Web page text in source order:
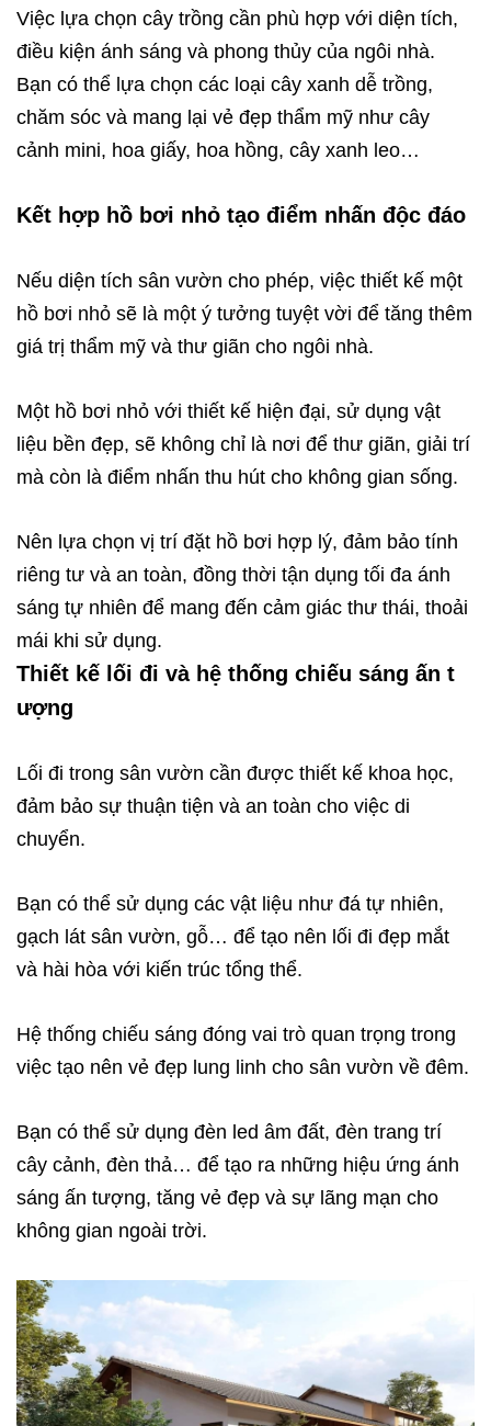
Việc lựa chọn cây trồng cần phù hợp với diện tích,
điều kiện ánh sáng và phong thủy của ngôi nhà.
Bạn có thể lựa chọn các loại cây xanh dễ trồng,
chăm sóc và mang lại vẻ đẹp thẩm mỹ như cây
cảnh mini, hoa giấy, hoa hồng, cây xanh leo…
Kết hợp hồ bơi nhỏ tạo điểm nhấn độc đáo
Nếu diện tích sân vườn cho phép, việc thiết kế một
hồ bơi nhỏ sẽ là một ý tưởng tuyệt vời để tăng thêm
giá trị thẩm mỹ và thư giãn cho ngôi nhà.
Một hồ bơi nhỏ với thiết kế hiện đại, sử dụng vật
liệu bền đẹp, sẽ không chỉ là nơi để thư giãn, giải trí
mà còn là điểm nhấn thu hút cho không gian sống.
Nên lựa chọn vị trí đặt hồ bơi hợp lý, đảm bảo tính
riêng tư và an toàn, đồng thời tận dụng tối đa ánh
sáng tự nhiên để mang đến cảm giác thư thái, thoải
mái khi sử dụng.
Thiết kế lối đi và hệ thống chiếu sáng ấn t
ượng
Lối đi trong sân vườn cần được thiết kế khoa học,
đảm bảo sự thuận tiện và an toàn cho việc di
chuyển.
Bạn có thể sử dụng các vật liệu như đá tự nhiên,
gạch lát sân vườn, gỗ… để tạo nên lối đi đẹp mắt
và hài hòa với kiến trúc tổng thể.
Hệ thống chiếu sáng đóng vai trò quan trọng trong
việc tạo nên vẻ đẹp lung linh cho sân vườn về đêm.
Bạn có thể sử dụng đèn led âm đất, đèn trang trí
cây cảnh, đèn thả… để tạo ra những hiệu ứng ánh
sáng ấn tượng, tăng vẻ đẹp và sự lãng mạn cho
không gian ngoài trời.